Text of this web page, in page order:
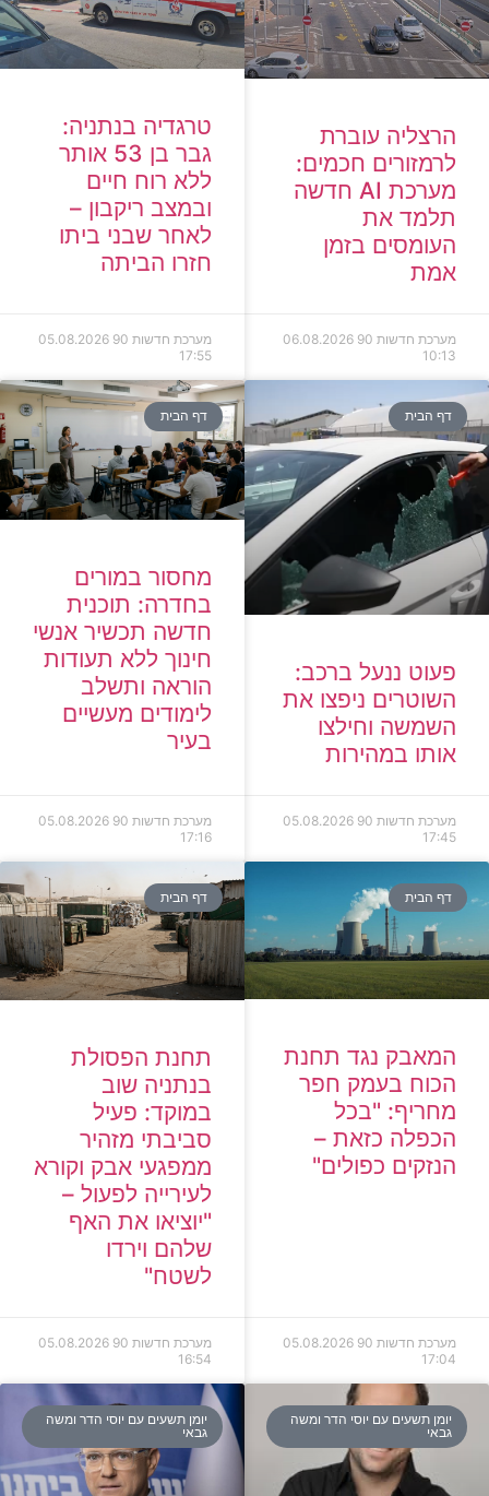
הרצליה עוברת
לרמזורים חכמים:
מערכת AI חדשה
תלמד את
העומסים בזמן
אמת
מערכת חדשות 90
06.08.2026
10:13
טרגדיה בנתניה:
גבר בן 53 אותר
ללא רוח חיים
ובמצב ריקבון –
לאחר שבני ביתו
חזרו הביתה
מערכת חדשות 90
05.08.2026
17:55
דף הבית
פעוט ננעל ברכב:
השוטרים ניפצו את
השמשה וחילצו
אותו במהירות
מערכת חדשות 90
05.08.2026
17:45
דף הבית
מחסור במורים
בחדרה: תוכנית
חדשה תכשיר אנשי
חינוך ללא תעודות
הוראה ותשלב
לימודים מעשיים
בעיר
מערכת חדשות 90
05.08.2026
17:16
דף הבית
המאבק נגד תחנת
הכוח בעמק חפר
מחריף: "בכל
הכפלה כזאת –
הנזקים כפולים"
מערכת חדשות 90
05.08.2026
17:04
דף הבית
תחנת הפסולת
בנתניה שוב
במוקד: פעיל
סביבתי מזהיר
ממפגעי אבק וקורא
לעירייה לפעול –
"יוציאו את האף
שלהם וירדו
לשטח"
מערכת חדשות 90
05.08.2026
16:54
יומן תשעים עם יוסי הדר ומשה
גבאי
יומן תשעים עם יוסי הדר ומשה
גבאי